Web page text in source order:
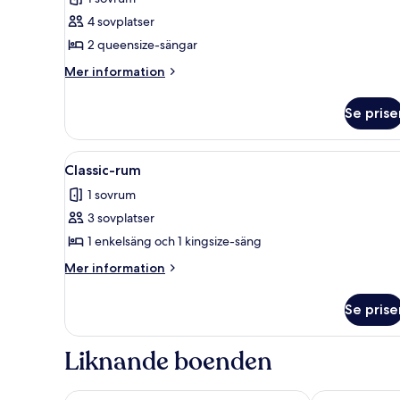
-
2
-
4 sovplatser
2 queensize-sängar
Mer information
Mer
-
sovrum
viss
havsutsikt
Se
Öppna
alla
foton
för
Classic-
rum
En swimmingpool med
7
Classic-rum
1 sovrum
3 sovplatser
1 enkelsäng och 1 kingsize-säng
Mer information
Mer
rum
Se
Liknande boenden